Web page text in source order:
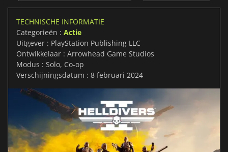
TECHNISCHE INFORMATIE
Categorieën : Actie
Uitgever : PlayStation Publishing LLC
Ontwikkelaar : Arrowhead Game Studios
Modus : Solo, Co-op
Verschijningsdatum : 8 februari 2024